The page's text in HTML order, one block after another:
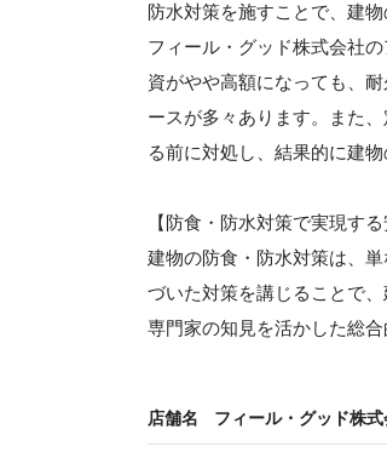
防水対策を施すことで、建
フィール・グッド株式会社
資がやや高額になっても、
ースが多々あります。また
る前に対処し、結果的に建
【防食・防水対策で実現する
建物の防食・防水対策は、
づいた対策を講じることで
専門家の知見を活かした総
店舗名 フィール・グッド株